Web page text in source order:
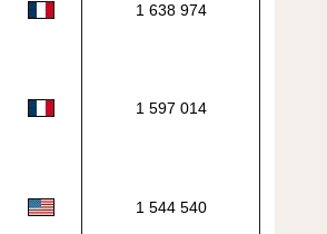
1 638 974
1 597 014
1 544 540